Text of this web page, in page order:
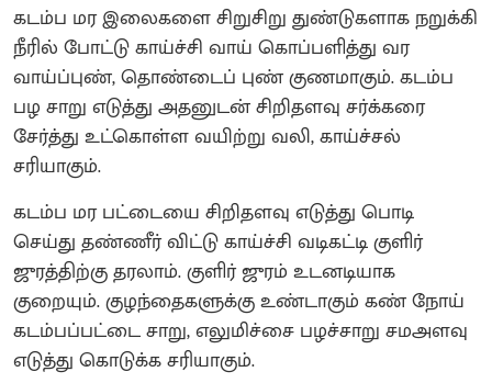
கடம்ப மர இலைகளை சிறுசிறு துண்டுகளாக நறுக்கி
நீரில் போட்டு காய்ச்சி வாய் கொப்பளித்து வர
வாய்ப்புண், தொண்டைப் புண் குணமாகும். கடம்ப
பழ சாறு எடுத்து அதனுடன் சிறிதளவு சர்க்கரை
சேர்த்து உட்கொள்ள வயிற்று வலி, காய்ச்சல்
சரியாகும்.
கடம்ப மர பட்டையை சிறிதளவு எடுத்து பொடி
செய்து தண்ணீர் விட்டு காய்ச்சி வடிகட்டி குளிர்
ஜுரத்திற்கு தரலாம். குளிர் ஜுரம் உடனடியாக
குறையும். குழந்தைகளுக்கு உண்டாகும் கண் நோய்
கடம்பப்பட்டை சாறு, எலுமிச்சை பழச்சாறு சமஅளவு
எடுத்து கொடுக்க சரியாகும்.